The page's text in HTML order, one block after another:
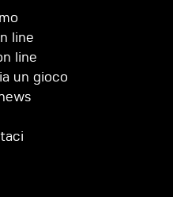
line
line
un gioco